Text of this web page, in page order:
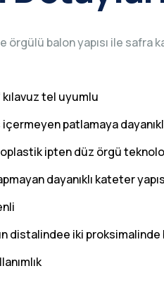
örgülü balon yapısı ile
kılavuz tel uyumlu
patlamaya
ipten düz örgü
dayanıklı kateter
distalindee iki